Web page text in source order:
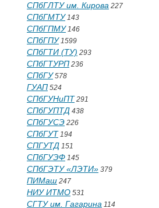
СПбГЛТУ им. Кирова 227
СПбГМТУ143
СПбГПМУ146
СПбГПУ1599
СПбГТИ (ТУ) 293
СПбГТУРП 236
СПбГУ578
ГУАП 524
СПбГУНиПТ 291
СПбГУПТД 438
СПбГУСЭ 226
СПбГУТ 194
СПГУТД 151
СПбГУЭФ 145
СПбГЭТУ «ЛЭТИ» 379
ПИМаш 247
НИУ ИТМО 531
СГТУ им. Гагарина 114